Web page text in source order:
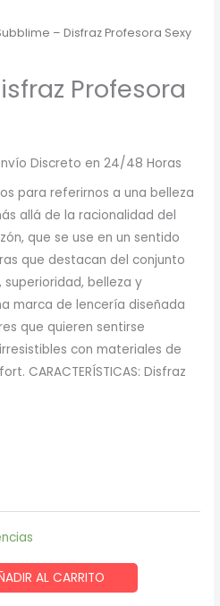
– Disfraz Profesora Sexy
Profesora
€.
Discreto en 24/48 Horas
para referirnos a una belleza
allá de la racionalidad del
que se use en un sentido
que destacan del conjunto
belleza y
marca de lencería diseñada
que quieren sentirse
con materiales de
CARACTERÍSTICAS: Disfraz
AL CARRITO